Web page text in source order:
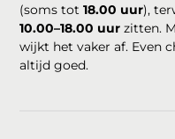
(soms tot18.00 uur),
10.00–18.00 uur zitten.
wijkt het vaker af. Even
altijd goed.